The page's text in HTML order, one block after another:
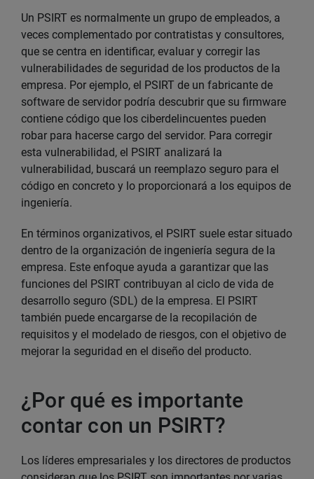
Un PSIRT es normalmente un grupo de empleados, a
veces complementado por contratistas y consultores,
que se centra en identificar, evaluar y corregir las
vulnerabilidades de seguridad de los productos de la
empresa. Por ejemplo, el PSIRT de un fabricante de
software de servidor podría descubrir que su firmware
contiene código que los ciberdelincuentes pueden
robar para hacerse cargo del servidor. Para corregir
esta vulnerabilidad, el PSIRT analizará la
vulnerabilidad, buscará un reemplazo seguro para el
código en concreto y lo proporcionará a los equipos de
ingeniería.
En términos organizativos, el PSIRT suele estar situado
dentro de la organización de ingeniería segura de la
empresa. Este enfoque ayuda a garantizar que las
funciones del PSIRT contribuyan al ciclo de vida de
desarrollo seguro (SDL) de la empresa. El PSIRT
también puede encargarse de la recopilación de
requisitos y el modelado de riesgos, con el objetivo de
mejorar la seguridad en el diseño del producto.
¿Por qué es importante
contar con un PSIRT?
Los líderes empresariales y los directores de productos